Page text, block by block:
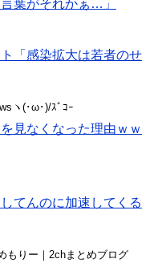
葉がそれかぁ…」
「感染拡大は若者のせ
ヽ(･ω･)/ｽﾞｺｰ
見なくなった理由ｗｗ
てんのに加速してくる
もりー｜2chまとめブログ